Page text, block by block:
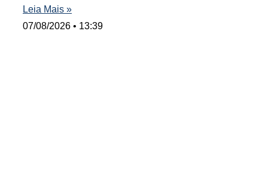
Leia Mais »
07/08/2026
13:39